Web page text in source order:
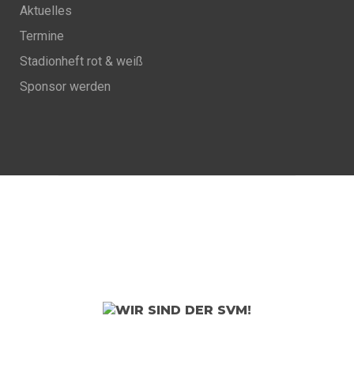
Aktuelles
Termine
Stadionheft rot & weiß
Sponsor werden